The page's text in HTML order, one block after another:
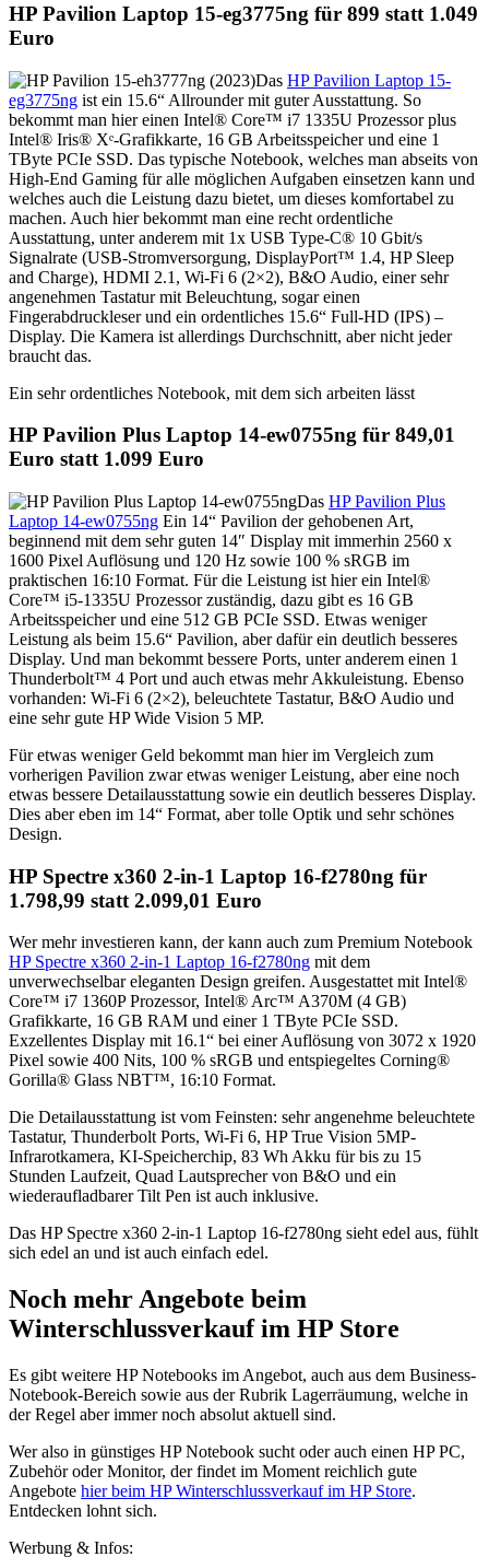
HP Pavilion Laptop 15-eg3775ng für 899 statt 1.049
Euro
Das HP Pavilion Laptop 15-
eg3775ng ist ein 15.6“ Allrounder mit guter Ausstattung. So
bekommt man hier einen Intel® Core™ i7 1335U Prozessor plus
Intel® Iris® Xᵉ-Grafikkarte, 16 GB Arbeitsspeicher und eine 1
TByte PCIe SSD. Das typische Notebook, welches man abseits von
High-End Gaming für alle möglichen Aufgaben einsetzen kann und
welches auch die Leistung dazu bietet, um dieses komfortabel zu
machen. Auch hier bekommt man eine recht ordentliche
Ausstattung, unter anderem mit 1x USB Type-C® 10 Gbit/s
Signalrate (USB-Stromversorgung, DisplayPort™ 1.4, HP Sleep
and Charge), HDMI 2.1, Wi-Fi 6 (2×2), B&O Audio, einer sehr
angenehmen Tastatur mit Beleuchtung, sogar einen
Fingerabdruckleser und ein ordentliches 15.6“ Full-HD (IPS) –
Display. Die Kamera ist allerdings Durchschnitt, aber nicht jeder
braucht das.
Ein sehr ordentliches Notebook, mit dem sich arbeiten lässt
HP Pavilion Plus Laptop 14-ew0755ng für 849,01
Euro statt 1.099 Euro
Das HP Pavilion Plus
Laptop 14-ew0755ng Ein 14“ Pavilion der gehobenen Art,
beginnend mit dem sehr guten 14″ Display mit immerhin 2560 x
1600 Pixel Auflösung und 120 Hz sowie 100 % sRGB im
praktischen 16:10 Format. Für die Leistung ist hier ein Intel®
Core™ i5-1335U Prozessor zuständig, dazu gibt es 16 GB
Arbeitsspeicher und eine 512 GB PCIe SSD. Etwas weniger
Leistung als beim 15.6“ Pavilion, aber dafür ein deutlich besseres
Display. Und man bekommt bessere Ports, unter anderem einen 1
Thunderbolt™ 4 Port und auch etwas mehr Akkuleistung. Ebenso
vorhanden: Wi-Fi 6 (2×2), beleuchtete Tastatur, B&O Audio und
eine sehr gute HP Wide Vision 5 MP.
Für etwas weniger Geld bekommt man hier im Vergleich zum
vorherigen Pavilion zwar etwas weniger Leistung, aber eine noch
etwas bessere Detailausstattung sowie ein deutlich besseres Display.
Dies aber eben im 14“ Format, aber tolle Optik und sehr schönes
Design.
HP Spectre x360 2-in-1 Laptop 16-f2780ng für
1.798,99 statt 2.099,01 Euro
Wer mehr investieren kann, der kann auch zum Premium Notebook
HP Spectre x360 2-in-1 Laptop 16-f2780ng mit dem
unverwechselbar eleganten Design greifen. Ausgestattet mit Intel®
Core™ i7 1360P Prozessor, Intel® Arc™ A370M (4 GB)
Grafikkarte, 16 GB RAM und einer 1 TByte PCIe SSD.
Exzellentes Display mit 16.1“ bei einer Auflösung von 3072 x 1920
Pixel sowie 400 Nits, 100 % sRGB und entspiegeltes Corning®
Gorilla® Glass NBT™, 16:10 Format.
Die Detailausstattung ist vom Feinsten: sehr angenehme beleuchtete
Tastatur, Thunderbolt Ports, Wi-Fi 6, HP True Vision 5MP-
Infrarotkamera, KI-Speicherchip, 83 Wh Akku für bis zu 15
Stunden Laufzeit, Quad Lautsprecher von B&O und ein
wiederaufladbarer Tilt Pen ist auch inklusive.
Das HP Spectre x360 2-in-1 Laptop 16-f2780ng sieht edel aus, fühlt
sich edel an und ist auch einfach edel.
Noch mehr Angebote beim
Winterschlussverkauf im HP Store
Es gibt weitere HP Notebooks im Angebot, auch aus dem Business-
Notebook-Bereich sowie aus der Rubrik Lagerräumung, welche in
der Regel aber immer noch absolut aktuell sind.
Wer also in günstiges HP Notebook sucht oder auch einen HP PC,
Zubehör oder Monitor, der findet im Moment reichlich gute
Angebote hier beim HP Winterschlussverkauf im HP Store.
Entdecken lohnt sich.
Werbung & Infos: